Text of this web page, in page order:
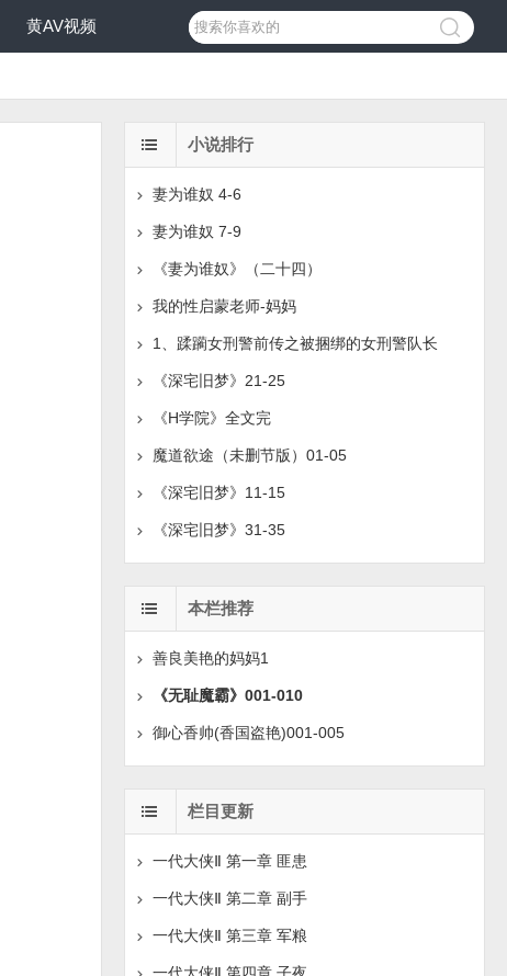
黄AV视频
小说排行
妻为谁奴 4-6
妻为谁奴 7-9
《妻为谁奴》（二十四）
我的性启蒙老师-妈妈
1、蹂躏女刑警前传之被捆绑的女刑警队长
《深宅旧梦》21-25
《H学院》全文完
魔道欲途（未删节版）01-05
《深宅旧梦》11-15
《深宅旧梦》31-35
本栏推荐
善良美艳的妈妈1
《无耻魔霸》001-010
御心香帅(香国盗艳)001-005
栏目更新
一代大侠Ⅱ 第一章 匪患
一代大侠Ⅱ 第二章 副手
一代大侠Ⅱ 第三章 军粮